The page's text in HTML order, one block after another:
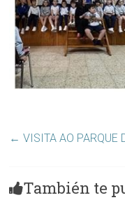
← VISITA AO PARQUE
También te